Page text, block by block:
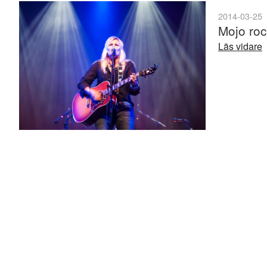
2014-03-25
Mojo
Läs vidare